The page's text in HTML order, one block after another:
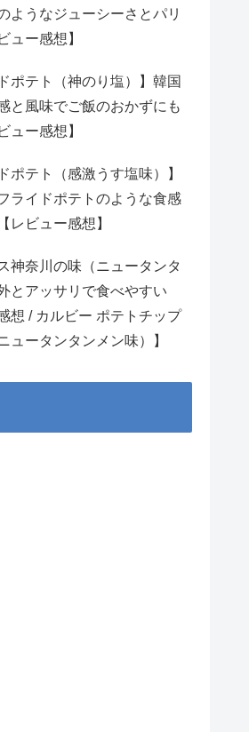
ようなジューシーさとパリ
ュー感想】
ポテト（神のり塩）】韓国
と風味でご飯のおかずにも
ュー感想】
ポテト（感激うす塩味）】
ライドポテトのような食感
レビュー感想】
神奈川の味（ニュータンタ
とアッサリで食べやすい
想 / カルビー ポテトチップ
ュータンタンメン味）】